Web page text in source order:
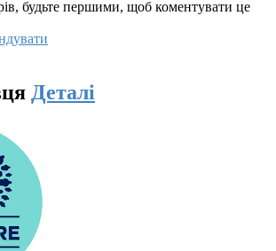
будьте першими, щоб коментувати це
Деталі